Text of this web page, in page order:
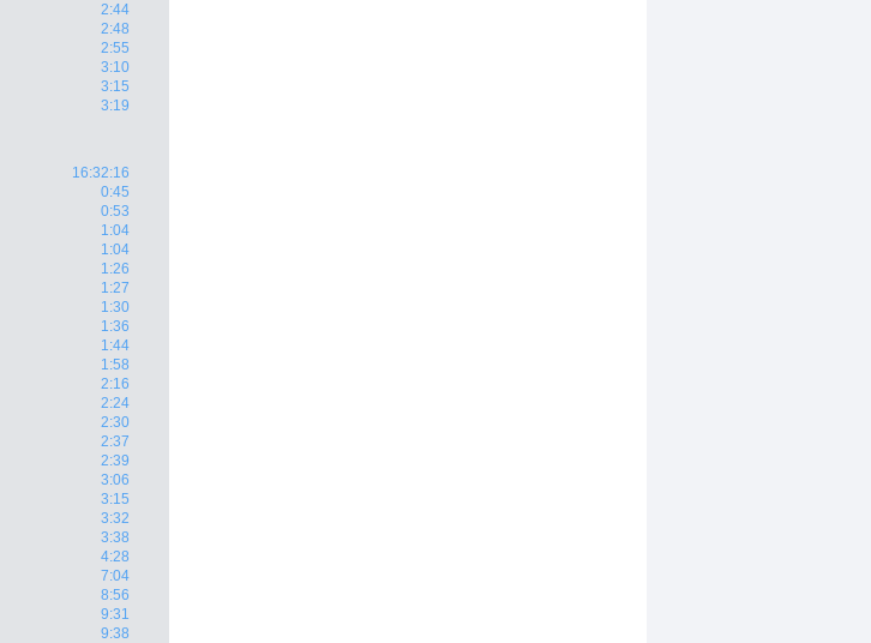
2:44
2:48
2:55
3:10
3:15
3:19
16:32:16
0:45
0:53
1:04
1:04
1:26
1:27
1:30
1:36
1:44
1:58
2:16
2:24
2:30
2:37
2:39
3:06
3:15
3:32
3:38
4:28
7:04
8:56
9:31
9:38